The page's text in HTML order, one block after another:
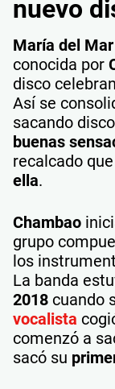
nuevo
María del
conocida por
disco
Así se
sacando
buenas
recalcado
ella.
Chambao
grupo
los
La banda
2018 cuando
vocalista
comenzó a
sacó su